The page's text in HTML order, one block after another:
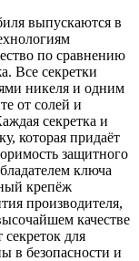
выпускаются в
по сравнению
Все секретки
никеля и одним
от солей и
секретка и
которая придаёт
защитного
ключа
крепёж
производителя,
качестве
для
в безопасности и